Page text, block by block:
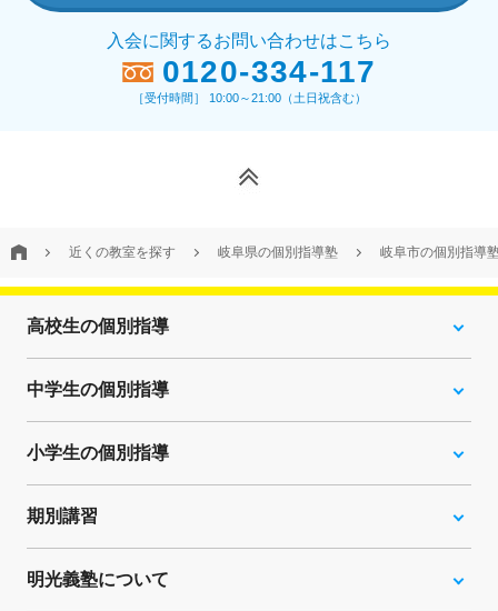
入会に関するお問い合わせはこちら
0120-334-117
［受付時間］ 10:00～21:00（土日祝含む）
近くの教室を探す 岐阜県の個別指導塾 岐阜市の個別指導
高校生の個別指導
中学生の個別指導
小学生の個別指導
期別講習
明光義塾について